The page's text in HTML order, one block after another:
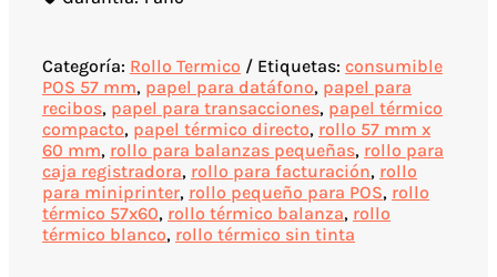
Categoría: Rollo Termico Etiquetas: consumible
POS 57 mm, papel para datáfono, papel para
recibos, papel para transacciones, papel térmico
compacto, papel térmico directo, rollo 57 mm x
60 mm, rollo para balanzas pequeñas, rollo para
caja registradora, rollo para facturación, rollo
para miniprinter, rollo pequeño para POS, rollo
térmico 57x60, rollo térmico balanza, rollo
térmico blanco, rollo térmico sin tinta